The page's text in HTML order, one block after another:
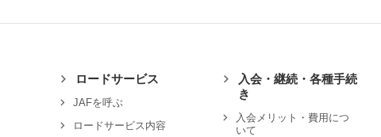
ロードサービス
JAFを呼ぶ
ロードサービス内容
入会・継続・各種手続
き
入会メリット・費用につ
いて